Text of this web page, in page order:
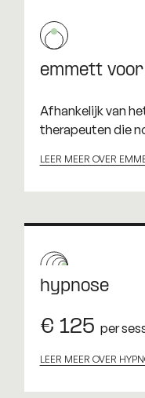
emmett
Afhankelijk van
therapeuten die
LEER MEER OVER
hypnose
€ 125 per
LEER MEER OVER